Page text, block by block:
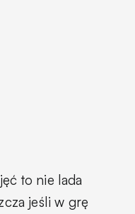
to nie lada
jeśli w grę